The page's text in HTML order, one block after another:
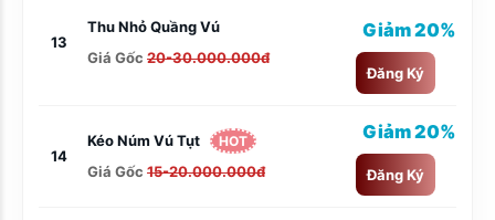
13
Thu Nhỏ Quầng Vú
Giá Gốc 20-30.000.000đ
Giảm 20%
Đăng Ký
14
Kéo Núm Vú Tụt HOT
Giá Gốc 15-20.000.000đ
Giảm 20%
Đăng Ký